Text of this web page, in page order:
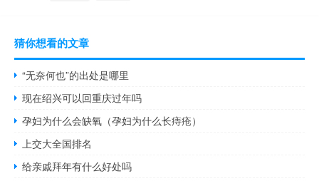
猜你想看的文章
“无奈何也”的出处是哪里
现在绍兴可以回重庆过年吗
孕妇为什么会缺氧（孕妇为什么长痔疮）
上交大全国排名
给亲戚拜年有什么好处吗